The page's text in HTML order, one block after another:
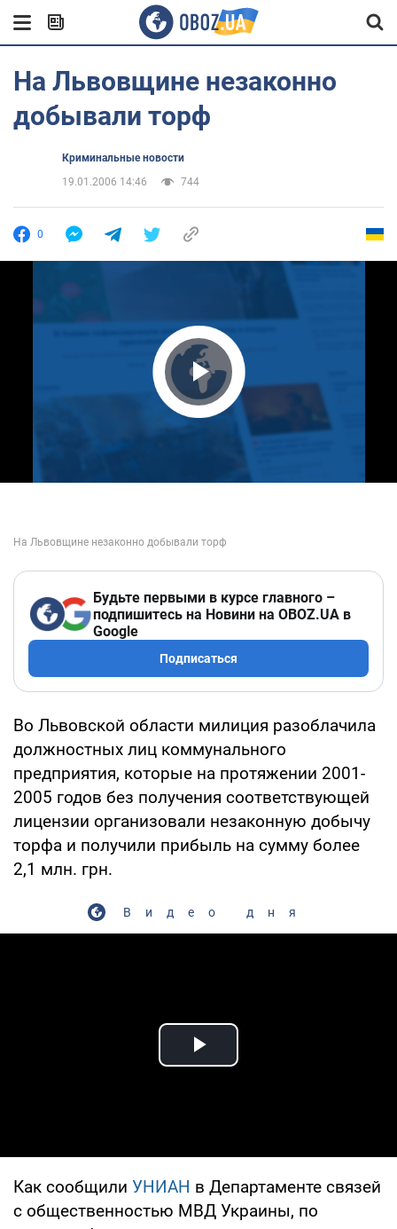
На Львовщине незаконно
добывали торф
Криминальные новости
19.01.2006 14:46
744
0
Play Video
Будьте первыми в курсе главного –
подпишитесь на Новини на OBOZ.UA в
Google
Подписаться
Во Львовской области милиция разоблачила
должностных лиц коммунального
предприятия, которые на протяжении 2001-
2005 годов без получения соответствующей
лицензии организовали незаконную добычу
торфа и получили прибыль на сумму более
2,1 млн. грн.
Видео дня
Play Video
Как сообщили УНИАН в Департаменте связей
с общественностью МВД Украины, по